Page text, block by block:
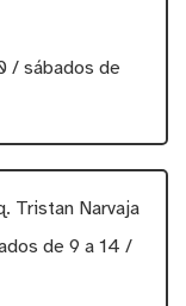
/ sábados de
Tristan Narvaja
de 9 a 14 /